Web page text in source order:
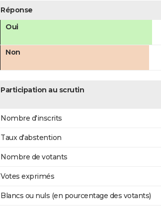
Réponse
Oui
Non
Participation au scrutin
Nombre d'inscrits
Taux d'abstention
Nombre de votants
Votes exprimés
Blancs ou nuls (en pourcentage des votants)